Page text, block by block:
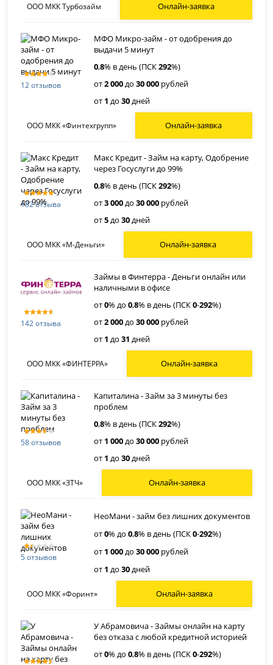
ООО МКК Турбозайм Онлайн-заявка
12 отзывов
МФО Микро-займ - от одобрения до
выдачи 5 минут
0,8% в день (ПСК292%)
от2 000до30 000 рублей
от 1 до30дней
ООО МКК «Финтехгрупп» Онлайн-заявка
182 отзыва
Макс Кредит - Займ на карту, Одобрение
через Госуслуги до 99%
0,8% в день (ПСК292%)
от3 000до30 000 рублей
от5до30дней
ООО МКК «М-Деньги» Онлайн-заявка
142 отзыва
Займы в Финтерра - Деньги онлайн или
наличными в офисе
от0% до0,8% в день (ПСК0-292%)
от2 000до30 000 рублей
от 1 до31 дней
ООО МКК «ФИНТЕРРА» Онлайн-заявка
58 отзывов
Капиталина - Займ за 3 минуты без
проблем
0,8% в день (ПСК292%)
от 1 000до30 000 рублей
от 1 до30дней
ООО МКК «ЗТЧ» Онлайн-заявка
5 отзывов
НеоМани - займ без лишних документов
от0% до0,8% в день (ПСК0-292%)
от 1 000до30 000 рублей
от 1 до30дней
ООО МКК «Форинт» Онлайн-заявка
У Абрамовича - Займы онлайн на карту
без отказа с любой кредитной историей
от0% до0,8% в день (ПСК0-292%)